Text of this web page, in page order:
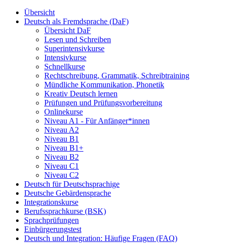
Übersicht
Deutsch als Fremdsprache (DaF)
Übersicht DaF
Lesen und Schreiben
Superintensivkurse
Intensivkurse
Schnellkurse
Rechtschreibung, Grammatik, Schreibtraining
Mündliche Kommunikation, Phonetik
Kreativ Deutsch lernen
Prüfungen und Prüfungsvorbereitung
Onlinekurse
Niveau A1 - Für Anfänger*innen
Niveau A2
Niveau B1
Niveau B1+
Niveau B2
Niveau C1
Niveau C2
Deutsch für Deutschsprachige
Deutsche Gebärdensprache
Integrationskurse
Berufssprachkurse (BSK)
Sprachprüfungen
Einbürgerungstest
Deutsch und Integration: Häufige Fragen (FAQ)